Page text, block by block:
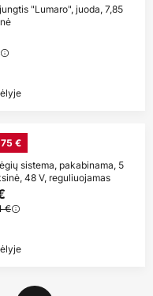
"Lumaro", juoda, 7,85
€
sistema, pakabinama, 5
48 V, reguliuojamas
€